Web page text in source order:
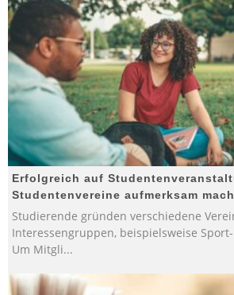
Erfolgreich auf
Studentenvereine aufmerksam
Studierende gründen verschiedene
Interessengruppen, beispielsweise
Um Mitgli...